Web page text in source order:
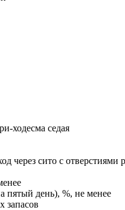
ходесма седая
через сито с
пятый день), %, не менее
запасов